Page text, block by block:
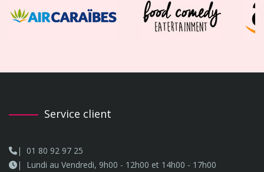
Service client
01 80 92 97 25
Lundi au Vendredi, 9h00 - 12h00 et 14h00 - 17h00